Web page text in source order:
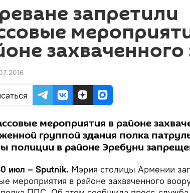
запретили
захваченного
мероприятия в районе
группой здания полка
полиции в районе Эребуни
июл – Sputnik. Мэрия столицы Армении
мероприятия в районе захваченного